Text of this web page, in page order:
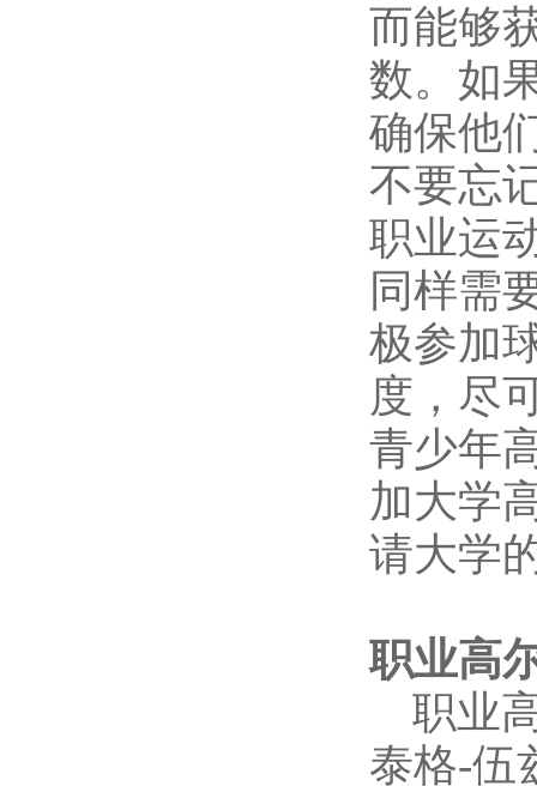
而能够
数。如
确保他
不要忘
职业运
同样需
极参加
度，尽
青少年
加大学
请大学
职业高
职业
泰格-伍